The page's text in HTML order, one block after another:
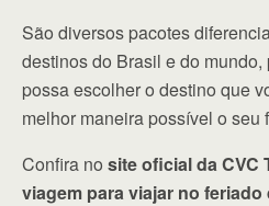
São diversos pacotes
destinos do Brasil e do
possa escolher o destino que
melhor maneira possível o seu
Confira no site oficial da CVC
viagem para viajar no feriado